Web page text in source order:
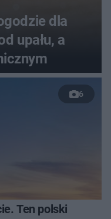
dla
upału, a
6
Ten polski